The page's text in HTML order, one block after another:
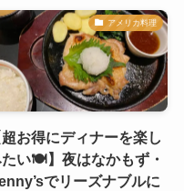
アメリカ料理
超お得にディナーを楽し
い🍽】夜はなかもず・
でリーズナブルに